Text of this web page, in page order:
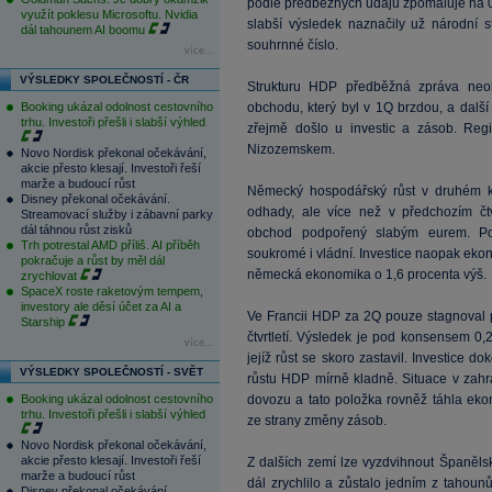
využít poklesu Microsoftu. Nvidia
dál tahounem AI boomu
více...
VÝSLEDKY SPOLEČNOSTÍ - ČR
Booking ukázal odolnost cestovního
trhu. Investoři přešli i slabší výhled
Novo Nordisk překonal očekávání,
akcie přesto klesají. Investoři řeší
marže a budoucí růst
Disney překonal očekávání.
Streamovací služby i zábavní parky
dál táhnou růst zisků
Trh potrestal AMD příliš. AI příběh
pokračuje a růst by měl dál
zrychlovat
SpaceX roste raketovým tempem,
investory ale děsí účet za AI a
Starship
více...
VÝSLEDKY SPOLEČNOSTÍ - SVĚT
Booking ukázal odolnost cestovního
trhu. Investoři přešli i slabší výhled
Novo Nordisk překonal očekávání,
akcie přesto klesají. Investoři řeší
marže a budoucí růst
podle předběžných údajů zpomaluje na
slabší výsledek naznačily už národní
souhrnné číslo.
Strukturu HDP předběžná zpráva
obchodu, který byl v 1Q brzdou, a
zřejmě došlo u investic a zásob.
Nizozemskem.
Německý hospodářský růst v
odhady, ale více než v předchozím
obchod podpořený slabým eurem.
soukromé i vládní. Investice naopak
německá ekonomika o 1,6 procenta výš.
Ve Francii HDP za 2Q pouze
čtvrtletí. Výsledek je pod konsensem
jejíž růst se skoro zastavil. Investice
růstu HDP mírně kladně. Situace v
dovozu a tato položka rovněž táhla
ze strany změny zásob.
Z dalších zemí lze vyzdvihnout
dál zrychlilo a zůstalo jedním z